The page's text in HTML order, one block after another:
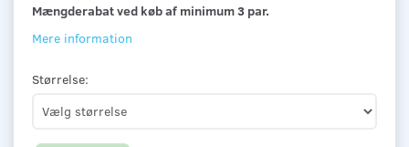
Mængderabat ved køb af minimum 3 par.
Mere information
Størrelse: